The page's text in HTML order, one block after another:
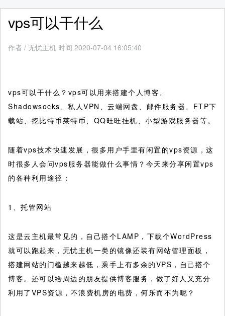
vps可以干什么
作者 / 无忧主机 时间 2020-07-04 16:05:40
vps可以干什么？vps可以用来搭建个人博客、
Shadowsocks、私人VPN、云端网盘、邮件服务器、FTP下
载站、挖比特币莱特币、QQ旺旺挂机、小型游戏服务器等。
随着vps技术快速发展，很多用户手里有闲置的vps资源，这
时很多人会问vps服务器能做什么事情？今天来分享闲置vps
的各种利用途径：
1、托管网站
这是云主机最常见的，自己搭个LAMP，下载个WordPress
就可以跑起来，无忧主机一类的镜像还装有网站管理面板，
搭建网站的门槛越来越低，乘手上有多余的VPS，自己搭个
博客。还可以给周边的朋友提供博客服务，做了好人又充分
利用了VPS资源，不浪费机房的电费，何乐而不为呢？